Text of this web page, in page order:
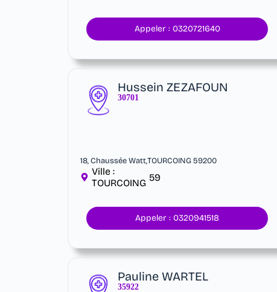
Appeler : 0320721640
Hussein ZEZAFOUN
30701
18, Chaussée Watt,TOURCOING 59200
Ville :
TOURCOING 59
Appeler : 0320941518
Pauline WARTEL
35922